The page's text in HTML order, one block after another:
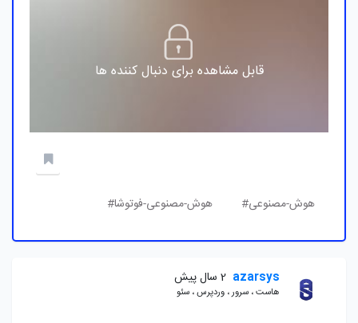
قابل مشاهده برای دنبال کننده ها
هوش-مصنوعی# هوش-مصنوعی-فوتوشا#
azarsys 2 سال پیش
هاست ، سرور ، وردپرس ، سئو